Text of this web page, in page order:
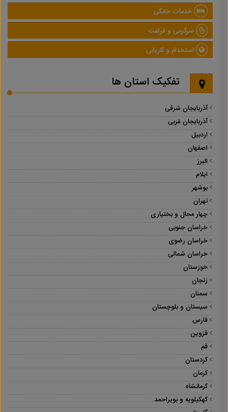
خدمات خانگی
سرگرمی و فراغت
استخدام و کاریابی
تفکیک استان ها
آذربایجان شرقی
آذربایجان غربی
اردبیل
اصفهان
البرز
ایلام
بوشهر
تهران
چهار محال و بختیاری
خراسان جنوبی
خراسان رضوی
خراسان شمالی
خوزستان
زنجان
سمنان
سیستان و بلوچستان
فارس
قزوین
قم
کردستان
کرمان
کرمانشاه
کهکیلویه و بویراحمد